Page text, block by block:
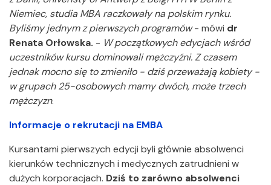
Niemiec, studia MBA raczkowały na polskim rynku.
Byliśmy jednym z pierwszych programów- mówi dr
Renata Orłowska. - W początkowych edycjach wśród
uczestników kursu dominowali mężczyźni. Z czasem
jednak mocno się to zmieniło - dziś przeważają kobiety -
w grupach 25-osobowych mamy dwóch, może trzech
mężczyzn.
Informacje o rekrutacji na EMBA
Kursantami pierwszych edycji byli głównie absolwenci
kierunków technicznych i medycznych zatrudnieni w
dużych korporacjach. Dziś to zarówno absolwenci